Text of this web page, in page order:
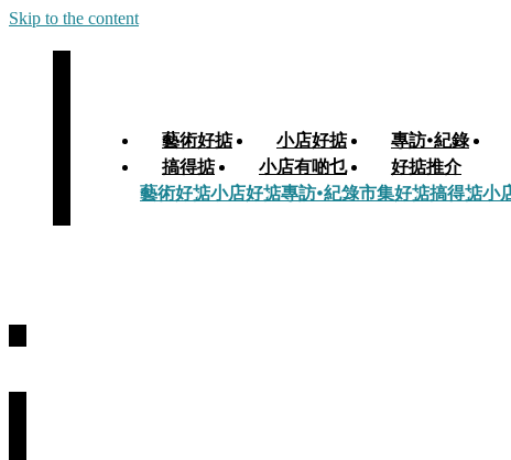
Skip to the content
藝術好掂 小店好掂 專訪•紀錄
搞得掂
小店有啲乜
好掂推介
藝術好掂小店好掂專訪•紀錄市集好掂搞得掂小